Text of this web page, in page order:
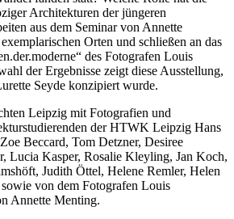
Architekturen der jüngeren
aus dem Seminar von Annette
Orten und schließen an das
des Fotografen Louis
der Ergebnisse zeigt diese Ausstellung,
Seyde konzipiert wurde.
Leipzig mit Fotografien und
der HTWK Leipzig Hans
Beccard, Tom Detzner, Desiree
Lucia Kasper, Rosalie Kleyling, Jan Koch,
Judith Öttel, Helene Remler, Helen
von dem Fotografen Louis
Annette Menting.